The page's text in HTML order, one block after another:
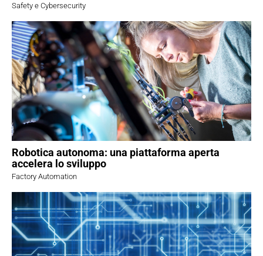
Safety e Cybersecurity
Robotica autonoma: una piattaforma aperta
accelera lo sviluppo
Factory Automation